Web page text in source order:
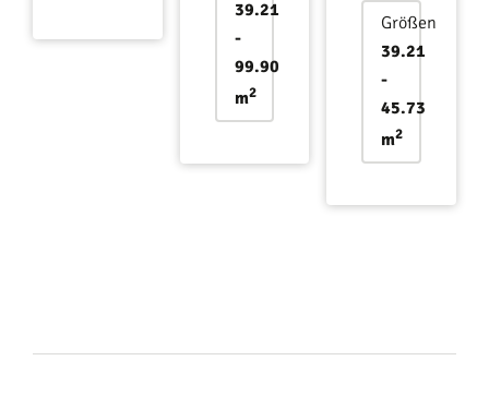
39.21
-
99.90
m2
Größen
39.21
-
45.73
m2